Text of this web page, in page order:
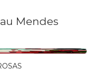
Mendes